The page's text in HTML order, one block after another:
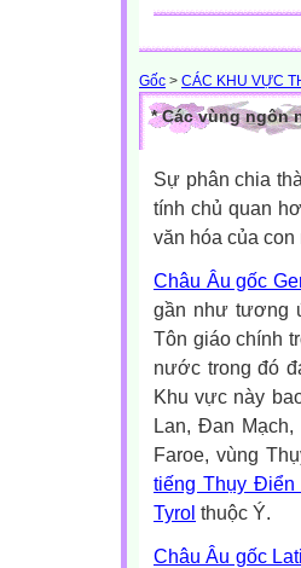
Gốc > CÁC KHU VỰC
* Các vùng ngôn
Sự phân chia
tính chủ quan
văn hóa của
Châu Âu gốc
gần như tương
Tôn giáo chính
nước trong đó
Khu vực này
Lan, Đan Mạch,
Faroe, vùng
tiếng Thụy Điển
Tyrol thuộc Ý.
Châu Âu gốc